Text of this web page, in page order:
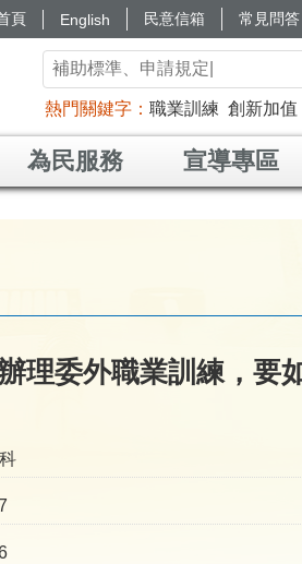
頁 English 民意信箱 常見問答
熱門關鍵字 職業訓練 創新加值
為民服務 宣導專區
理委外職業訓練，要